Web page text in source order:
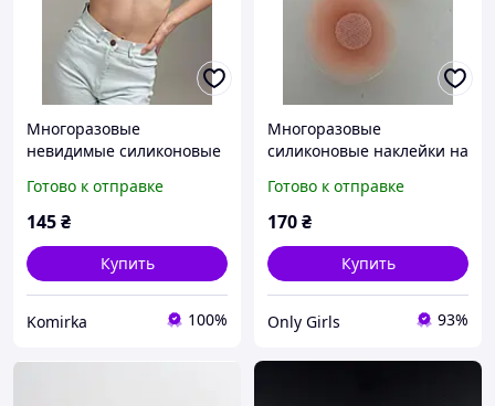
Многоразовые
невидимые силиконовые
Силиконовые стикини,
Наклейки для сосков под
Готово к отправке
145₴
Купить
Komirka 100%
Многоразовые
силиконовые наклейки на
Готово к отправке
170₴
Купить
Only Girls 93%